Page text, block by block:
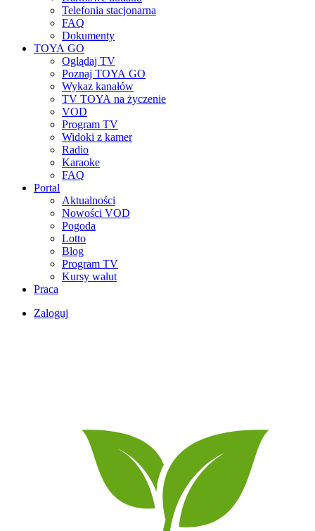
Telefonia stacjonarna
FAQ
Dokumenty
TOYA GO
Oglądaj TV
Poznaj TOYA GO
Wykaz kanałów
TV TOYA na życzenie
VOD
Program TV
Widoki z kamer
Radio
Karaoke
FAQ
Portal
Aktualności
Nowości VOD
Pogoda
Lotto
Blog
Program TV
Kursy walut
Praca
Zaloguj